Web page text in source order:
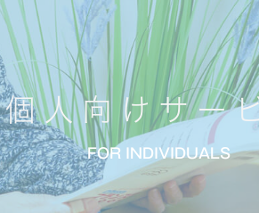
個人向けサー
FOR INDIVIDUALS